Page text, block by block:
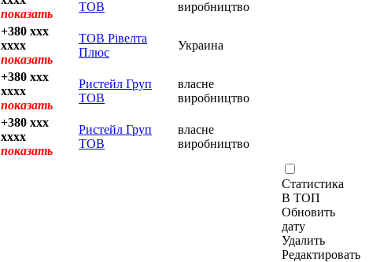
показать
ТОВ
виробництво
+380 xxx
xxxx
показать
ТОВ Рівелта
Плюс
Украина
+380 xxx
xxxx
показать
Ристейл Груп
ТОВ
власне
виробництво
+380 xxx
xxxx
показать
Ристейл Груп
ТОВ
власне
виробництво
Статистика
В ТОП
Обновить
дату
Удалить
Редактировать